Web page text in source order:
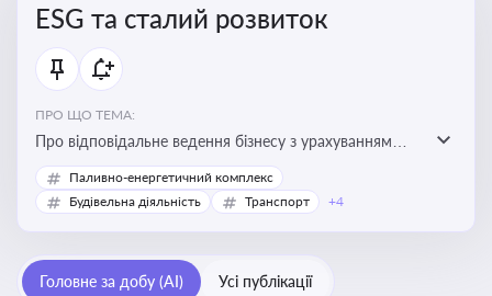
ESG та сталий розвиток
ПРО ЩО ТЕМА:
Про відповідальне ведення бізнесу з урахуванням
екологічних, соціальних та управлінських факторів
для досягнення довгострокової сталості
Паливно-енергетичний комплекс
Будівельна діяльність
Транспорт +4
Головне за добу (AI) Усі публікації